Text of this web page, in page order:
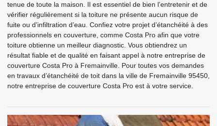
tenue de toute la maison. Il est essentiel de bien l’entretenir et de
vérifier régulièrement si la toiture ne présente aucun risque de
fuite ou d’infiltration d’eau. Confiez votre projet d’étanchéité à des
professionnels en couverture, comme Costa Pro afin que votre
toiture obtienne un meilleur diagnostic. Vous obtiendrez un
résultat fiable et de qualité en faisant appel à notre entreprise de
couverture Costa Pro à Fremainville. Pour toutes vos demandes
en travaux d’étanchéité de toit dans la ville de Fremainville 95450,
notre entreprise de couverture Costa Pro est à votre service.